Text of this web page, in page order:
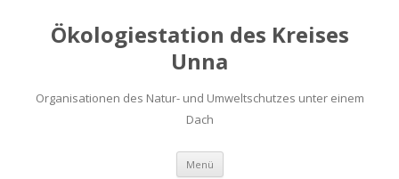
Ökologiestation des Kreises
Unna
Organisationen des Natur- und Umweltschutzes unter einem
Dach
Menü Zum